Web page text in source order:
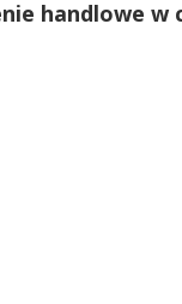
handlowe